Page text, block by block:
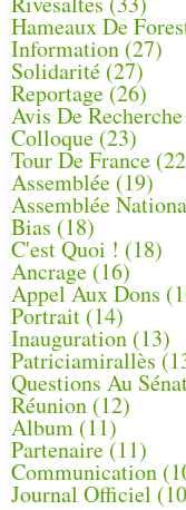
Hameaux De
Information (27)
Solidarité (27)
Reportage(26)
Avis De Recherche
Colloque (23)
Tour De France
Assemblée (19)
Assemblée
Bias (18)
C'est Quoi ! (18)
Ancrage (16)
Appel Aux Dons
Portrait (14)
Inauguration (13)
Patriciamirallès
Questions Au
Réunion (12)
Album (11)
Partenaire(11)
Communication
Journal Officiel